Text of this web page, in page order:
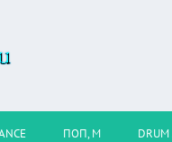
ПОП, М